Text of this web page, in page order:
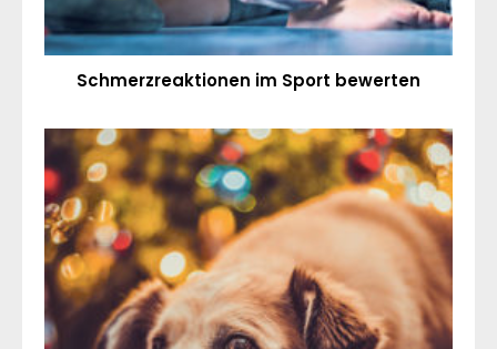
Schmerzreaktionen im Sport bewerten